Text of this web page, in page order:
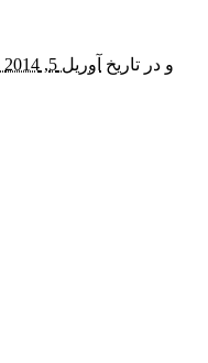
و در تاریخ آوریل 5, 2014 در 06:42